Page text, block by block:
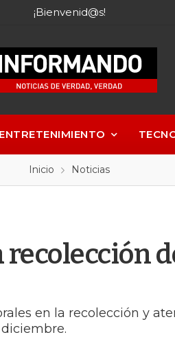
¡Bienvenid@s!
ENTRETENIMIENTO
Inicio Noticias
en la recolección y